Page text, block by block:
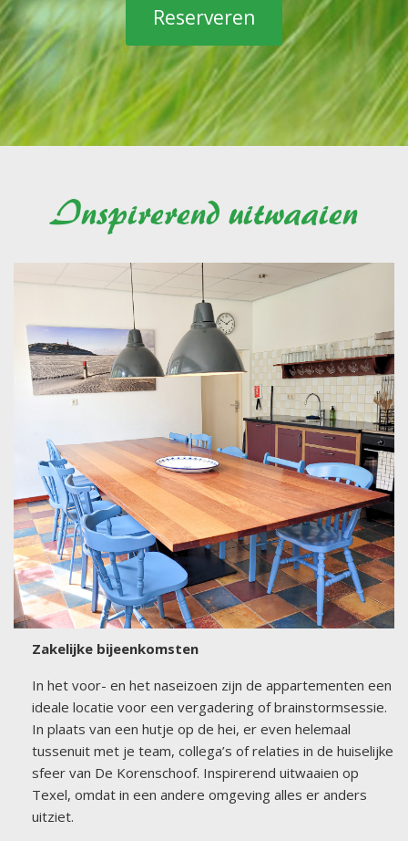
Reserveren
Inspirerend uitwaaien
Zakelijke bijeenkomsten
In het voor- en het naseizoen zijn de appartementen een
ideale locatie voor een vergadering of brainstormsessie.
In plaats van een hutje op de hei, er even helemaal
tussenuit met je team, collega’s of relaties in de huiselijke
sfeer van De Korenschoof. Inspirerend uitwaaien op
Texel, omdat in een andere omgeving alles er anders
uitziet.